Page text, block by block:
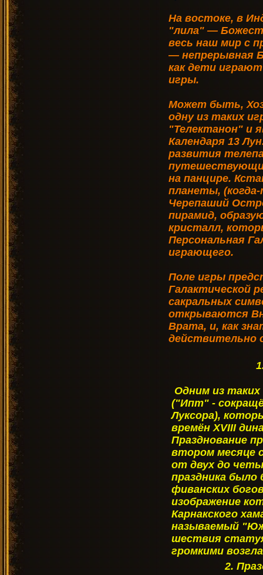
На востоке, в
"лила" —
весь наш мир с
— непрерывная
как дети
игры.
Может быть,
одну из таких
"Телектанон" и
Календаря 13
развития
на панцире.
планеты,
Черепаший
пирамид,
кристалл,
Персональная
играющего.
Поле игры
Галактической
сакральных
открываются
Врата, и, как
действительно
Одним из
("Ипт" -
Луксора),
времён XVIII
Празднование
втором месяце
от двух до
праздника
фиванских
изображение
Карнакского
называемый
шествия
громкими
2.